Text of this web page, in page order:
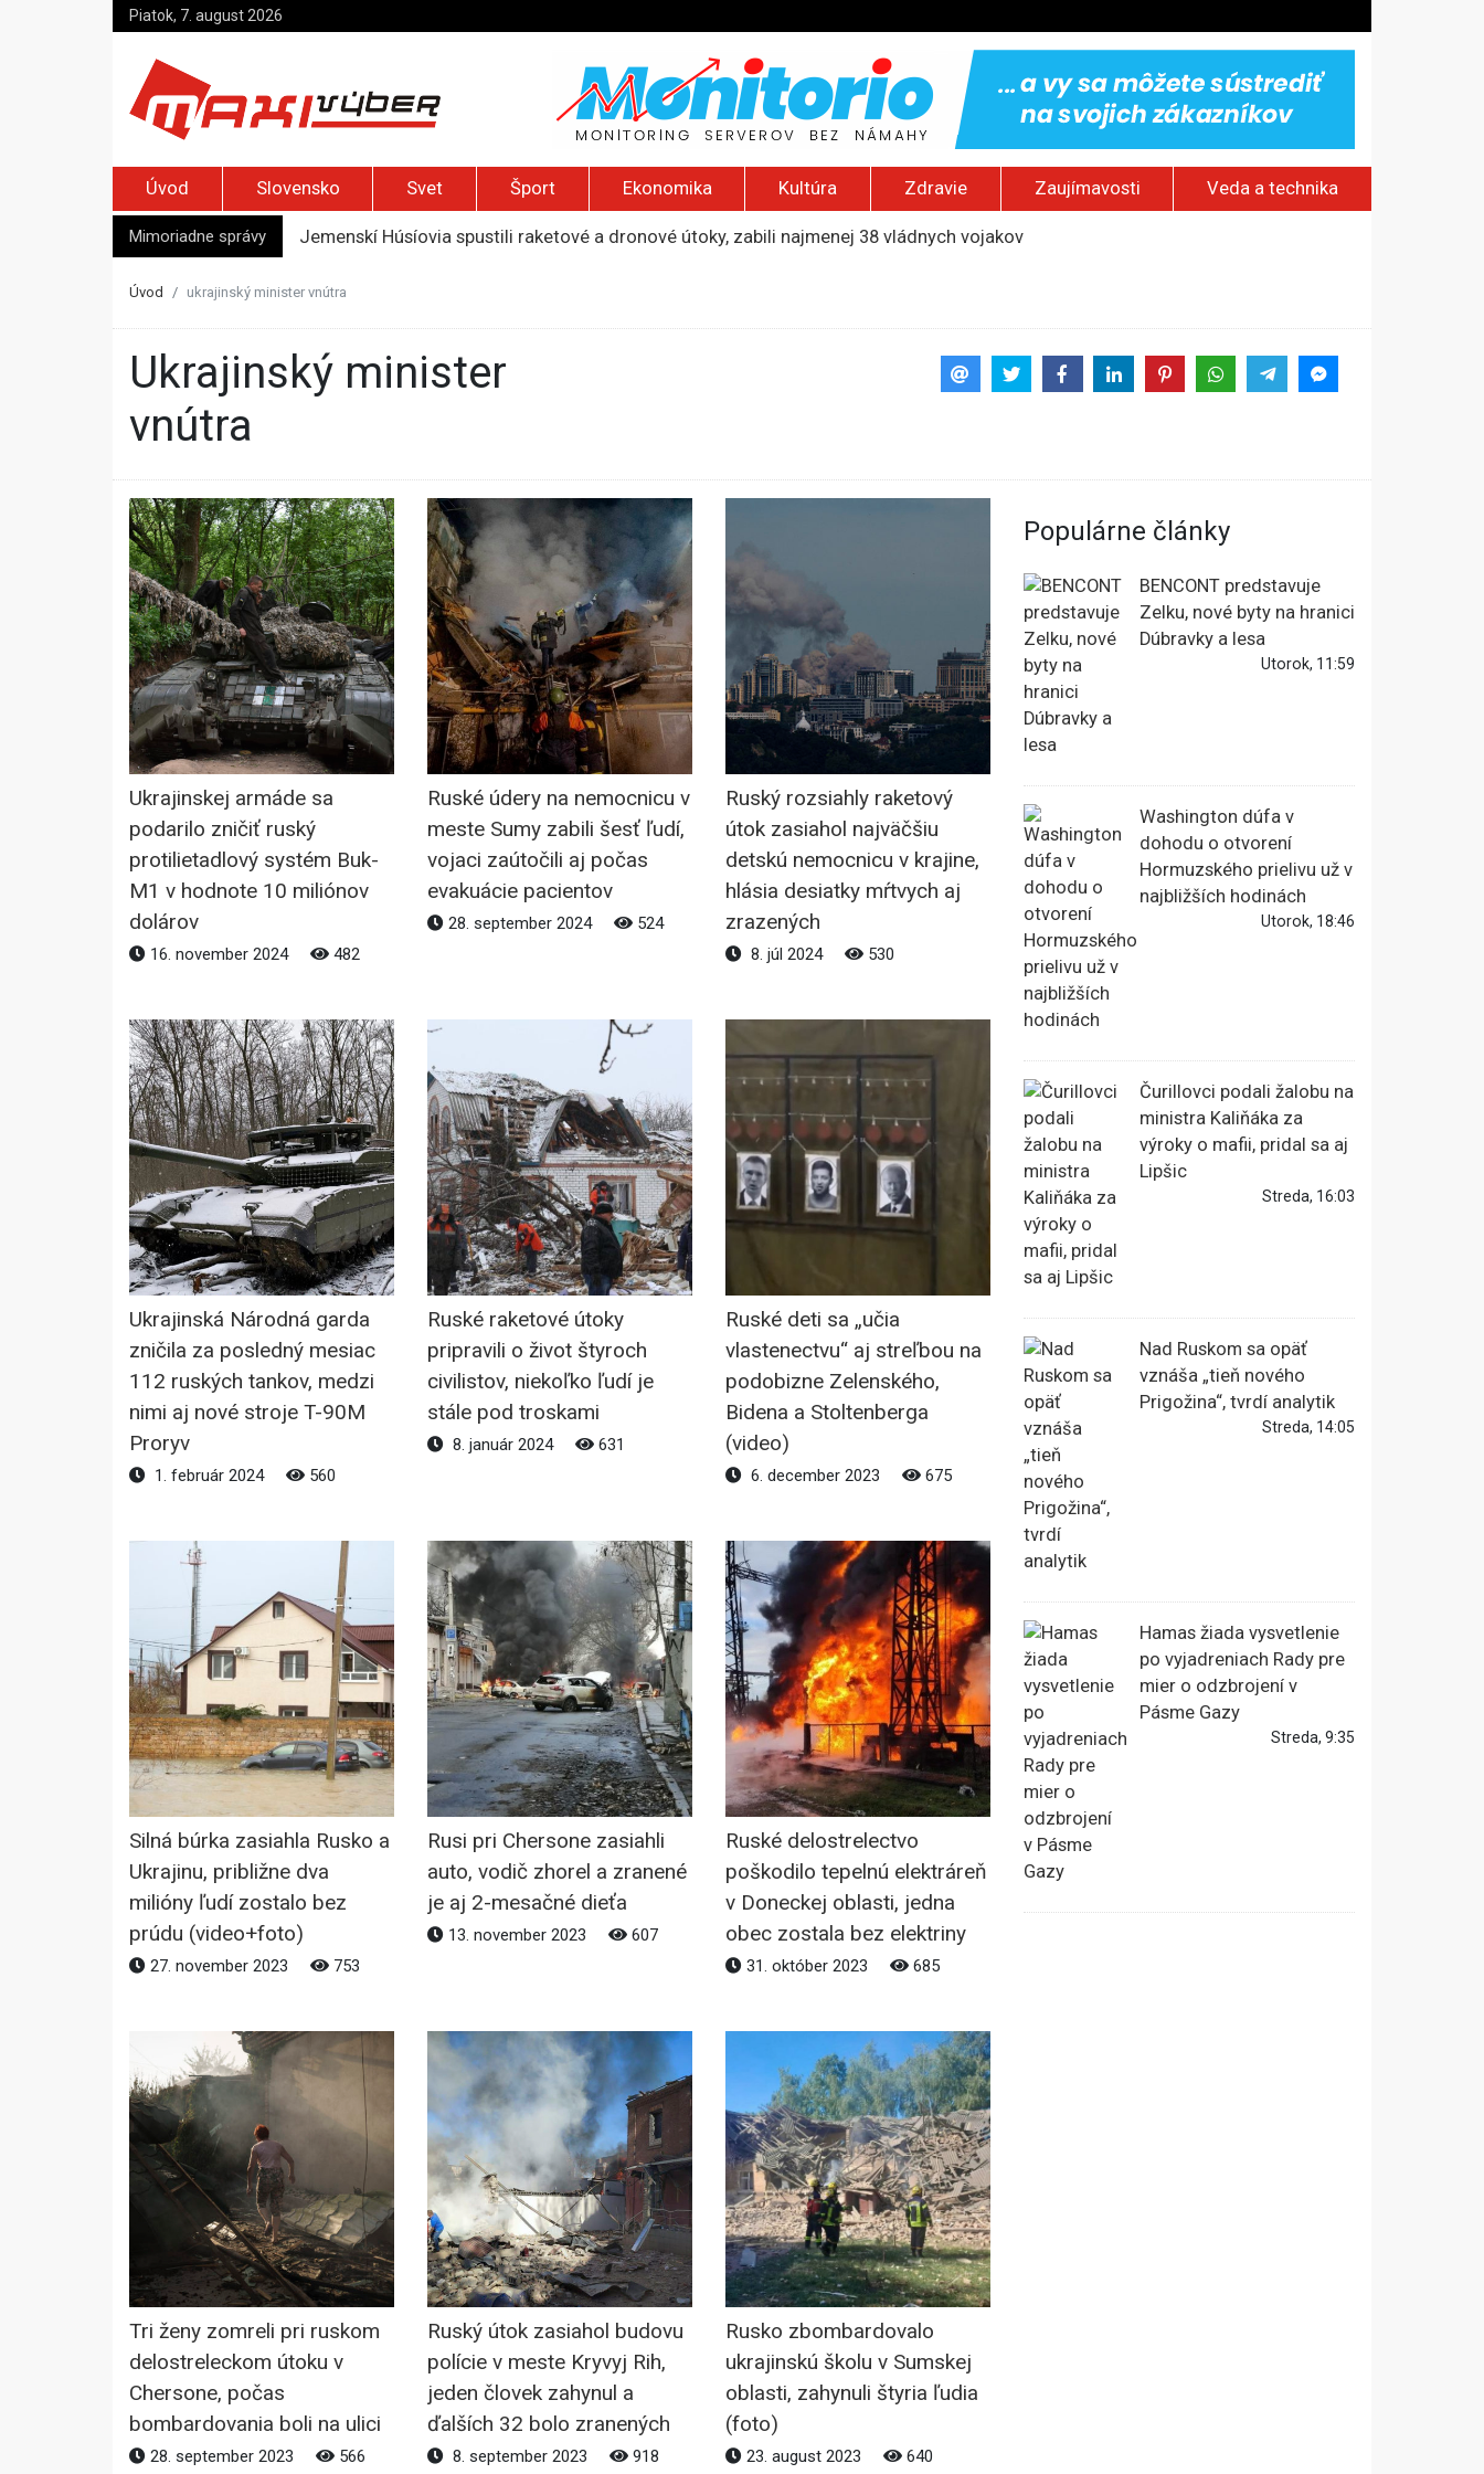
Piatok, 7. august 2026
Úvod Slovensko Svet Šport Ekonomika Kultúra Zdravie Zaujímavosti Veda a technika
Mimoriadne správy
Jemenskí Húsíovia spustili raketové a dronové útoky, zabili najmenej 38 vládnych vojakov
Irán pohrozil susedom, že „zhasne celý Perzský záliv“, pripravil zoznam cieľov
Úvod ukrajinský minister vnútra
ukrajinský minister
vnútra
Ukrajinskej armáde sa
podarilo zničiť ruský
protilietadlový systém Buk-
M1 v hodnote 10 miliónov
dolárov
16. november 2024 482
Ruské údery na nemocnicu v
meste Sumy zabili šesť ľudí,
vojaci zaútočili aj počas
evakuácie pacientov
28. september 2024 524
Ruský rozsiahly raketový
útok zasiahol najväčšiu
detskú nemocnicu v krajine,
hlásia desiatky mŕtvych aj
zrazených
8. júl 2024 530
Ukrajinská Národná garda
zničila za posledný mesiac
112 ruských tankov, medzi
nimi aj nové stroje T-90M
Proryv
1. február 2024 560
Ruské raketové útoky
pripravili o život štyroch
civilistov, niekoľko ľudí je
stále pod troskami
8. január 2024 631
Ruské deti sa „učia
vlastenectvu“ aj streľbou na
podobizne Zelenského,
Bidena a Stoltenberga
(video)
6. december 2023 675
Silná búrka zasiahla Rusko a
Ukrajinu, približne dva
milióny ľudí zostalo bez
prúdu (video+foto)
27. november 2023 753
Rusi pri Chersone zasiahli
auto, vodič zhorel a zranené
je aj 2-mesačné dieťa
13. november 2023 607
Ruské delostrelectvo
poškodilo tepelnú elektráreň
v Doneckej oblasti, jedna
obec zostala bez elektriny
31. október 2023 685
Tri ženy zomreli pri ruskom
delostreleckom útoku v
Chersone, počas
bombardovania boli na ulici
28. september 2023 566
Ruský útok zasiahol budovu
polície v meste Kryvyj Rih,
jeden človek zahynul a
ďalších 32 bolo zranených
8. september 2023 918
Rusko zbombardovalo
ukrajinskú školu v Sumskej
oblasti, zahynuli štyria ľudia
(foto)
23. august 2023 640
Populárne články
BENCONT predstavuje
Zelku, nové byty na hranici
Dúbravky a lesa
Utorok, 11:59
Washington dúfa v
dohodu o otvorení
Hormuzského prielivu už v
najbližších hodinách
Utorok, 18:46
Čurillovci podali žalobu na
ministra Kaliňáka za
výroky o mafii, pridal sa aj
Lipšic
Streda, 16:03
Nad Ruskom sa opäť
vznáša „tieň nového
Prigožina“, tvrdí analytik
Streda, 14:05
Hamas žiada vysvetlenie
po vyjadreniach Rady pre
mier o odzbrojení v
Pásme Gazy
Streda, 9:35